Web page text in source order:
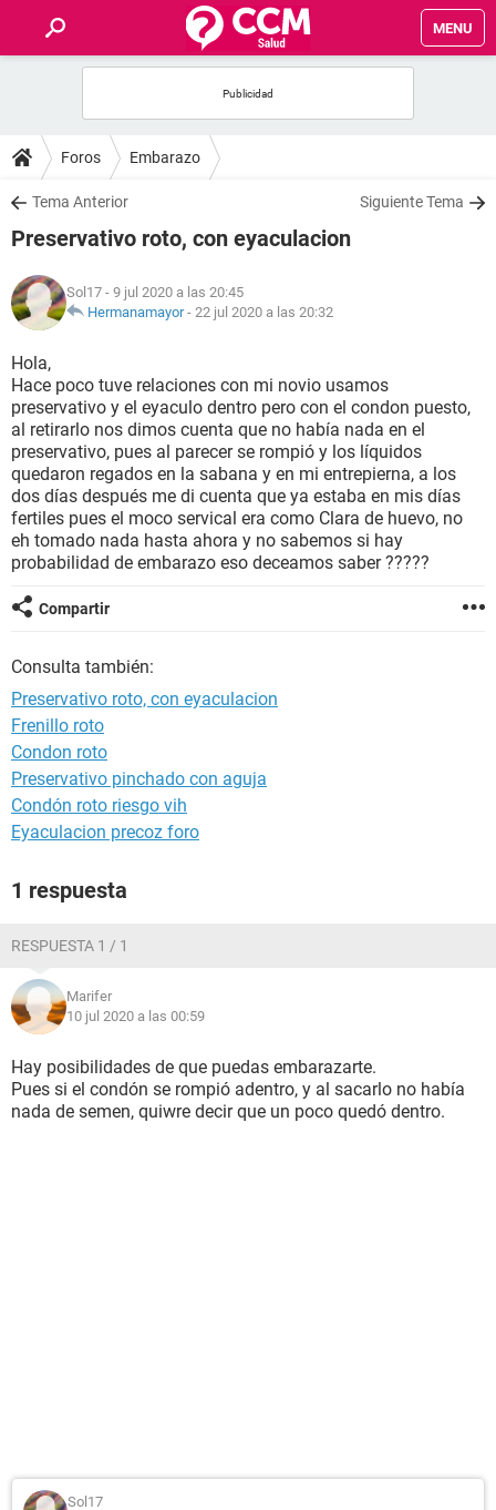
MENU
FOROS
SALUD
NUTRICIÓN
BIENESTAR
SEXUALIDAD
GLOSARIO
Foros Embarazo
Tema Anterior Siguiente Tema
Preservativo roto, con eyaculacion
Sol17 - 9 jul 2020 a las 20:45
Hermanamayor- 22 jul 2020 a las 20:32
Hola,
Hace poco tuve relaciones con mi novio usamos
preservativo y el eyaculo dentro pero con el condon puesto,
al retirarlo nos dimos cuenta que no había nada en el
preservativo, pues al parecer se rompió y los líquidos
quedaron regados en la sabana y en mi entrepierna, a los
dos días después me di cuenta que ya estaba en mis días
fertiles pues el moco servical era como Clara de huevo, no
eh tomado nada hasta ahora y no sabemos si hay
probabilidad de embarazo eso deceamos saber ?????
Compartir
Consulta también:
Preservativo roto, con eyaculacion
Frenillo roto
Condon roto
Preservativo pinchado con aguja
Condón roto riesgo vih
Eyaculacion precoz foro
1 respuesta
RESPUESTA 1 / 1
Marifer
10 jul 2020 a las 00:59
Hay posibilidades de que puedas embarazarte.
Pues si el condón se rompió adentro, y al sacarlo no había
nada de semen, quiwre decir que un poco quedó dentro.
Sol17